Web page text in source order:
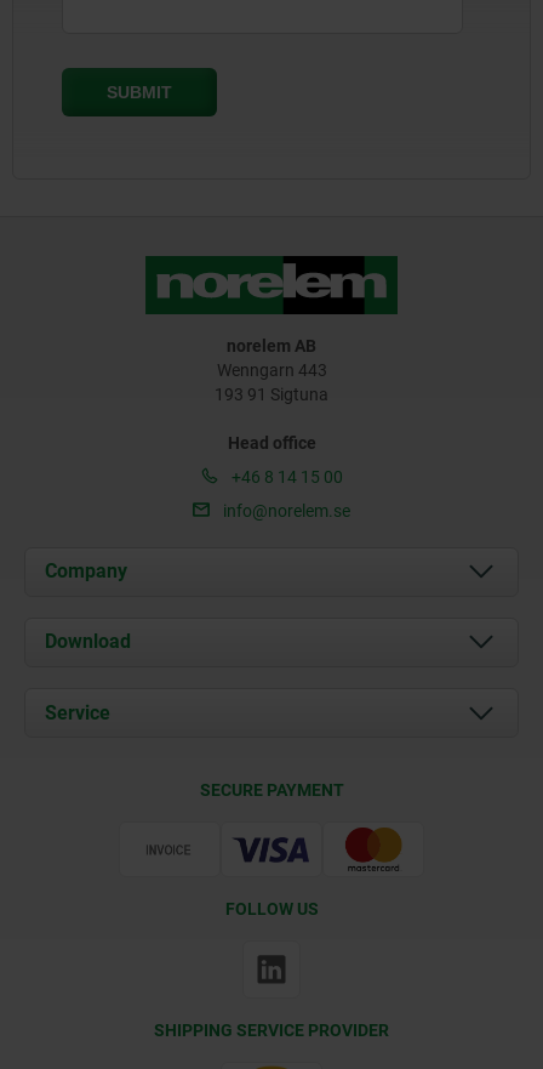
norelem AB
Wenngarn 443
193 91 Sigtuna
Head office
+46 8 14 15 00
info@norelem.se
Company
About us
Contact
Download
Service
SECURE PAYMENT
FOLLOW US
SHIPPING SERVICE PROVIDER